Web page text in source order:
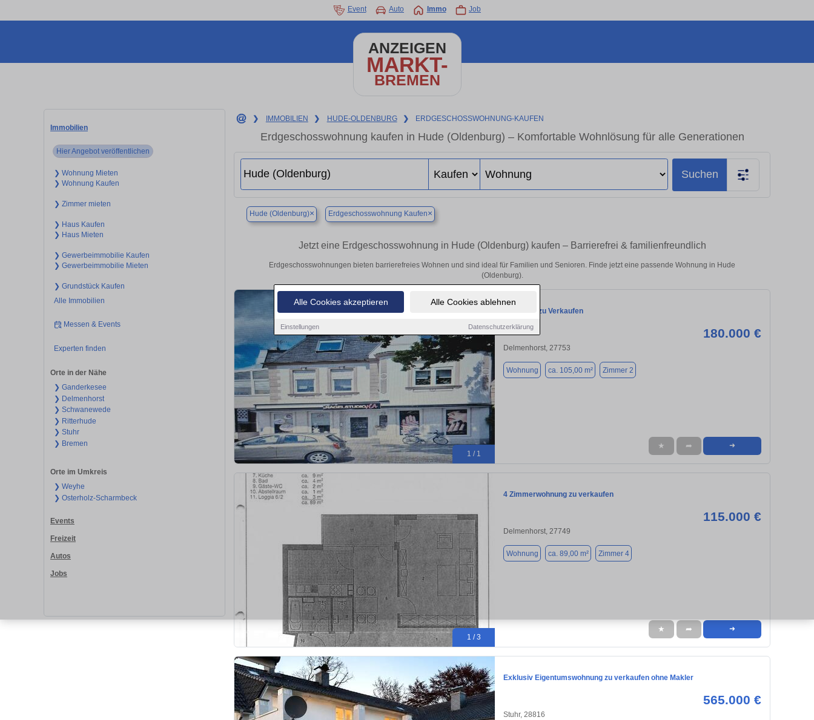
Alle Cookies akzeptieren Alle Cookies ablehnen
Einstellungen Datenschutzerklärung
Event Auto Immo Job
ANZEIGEN
MARKT-
BREMEN
Immobilien
Hier Angebot veröffentlichen
❯ Wohnung Mieten
❯ Wohnung Kaufen
❯ Zimmer mieten
❯ Haus Kaufen
❯ Haus Mieten
❯ Gewerbeimmobilie Kaufen
❯ Gewerbeimmobilie Mieten
❯ Grundstück Kaufen
Alle Immobilien
Messen & Events
Experten finden
Orte in der Nähe
❯ Ganderkesee
❯ Delmenhorst
❯ Schwanewede
❯ Ritterhude
❯ Stuhr
❯ Bremen
Orte im Umkreis
❯ Weyhe
❯ Osterholz-Scharmbeck
Events
Freizeit
Autos
Jobs
❯ IMMOBILIEN ❯ HUDE-OLDENBURG ❯ ERDGESCHOSSWOHNUNG-KAUFEN
Erdgeschosswohnung kaufen in Hude (Oldenburg) – Komfortable Wohnlösung für alle Generationen
Suchen
Hude (Oldenburg)× Erdgeschosswohnung Kaufen×
Jetzt eine Erdgeschosswohnung in Hude (Oldenburg) kaufen – Barrierefrei & familienfreundlich
Erdgeschosswohnungen bieten barrierefreies Wohnen und sind ideal für Familien und Senioren. Finde jetzt eine passende Wohnung in Hude
(Oldenburg).
1 / 1
Immobilie zu Verkaufen
180.000 €
Delmenhorst, 27753
Wohnung ca. 105,00 m² Zimmer 2
★ ➦ ➜
1 / 3
4 Zimmerwohnung zu verkaufen
115.000 €
Delmenhorst, 27749
Wohnung ca. 89,00 m² Zimmer 4
★ ➦ ➜
Exklusiv Eigentumswohnung zu verkaufen ohne Makler
565.000 €
Stuhr, 28816